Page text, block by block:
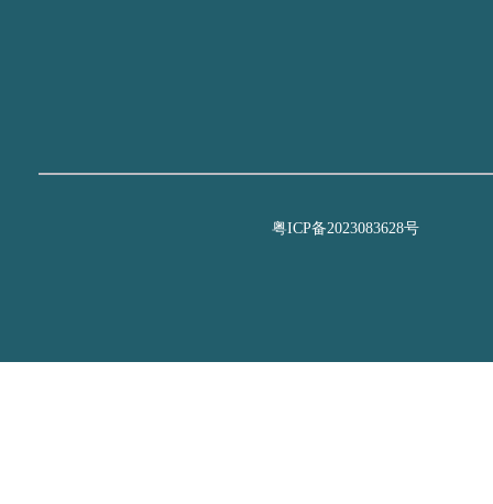
粤ICP备2023083628号